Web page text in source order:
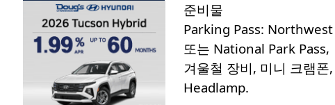
준비물
Parking Pass: Northwest
또는 National Park Pass,
겨울철 장비, 미니 크램폰,
Headlamp.